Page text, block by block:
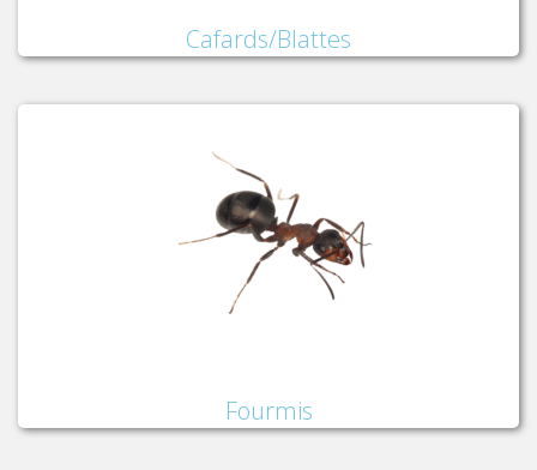
Cafards/Blattes
Fourmis